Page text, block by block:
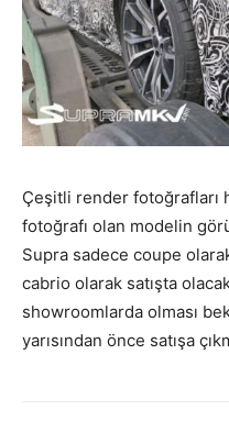
Çeşitli render fotoğrafları
fotoğrafı olan modelin
Supra sadece coupe
cabrio olarak satışta
showroomlarda olması
yarısından önce satışa